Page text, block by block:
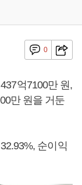
0
억7100만 원,
만 원을 거둔
순이익